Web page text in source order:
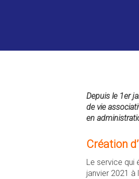
Depuis le 1er
de vie
en
Création
Le service qui
janvier 2021 à